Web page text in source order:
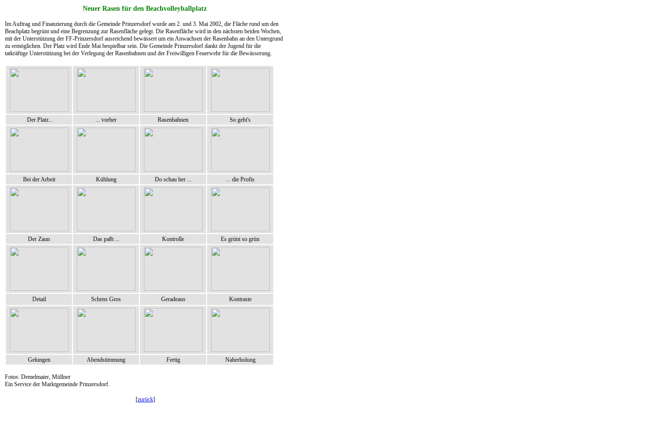
Neuer Rasen für den Beachvolleyballplatz
Im Auftrag und Finanzierung durch die Gemeinde Prinzersdorf wurde am 2. und 3. Mai 2002, die Fläche rund um den
Beachplatz begrünt und eine Begrenzung zur Rasenfläche gelegt. Die Rasenfläche wird in den nächsten beiden Wochen,
mit der Unterstützung der FF-Prinzersdorf ausreichend bewässert um ein Anwachsen der Rasenbahn an den Untergrund
zu ermöglichen. Der Platz wird Ende Mai bespielbar sein. Die Gemeinde Prinzersdorf dankt der Jugend für die
tatkräftige Unterstützung bei der Verlegung der Rasenbahnen und der Freiwilligen Feuerwehr für die Bewässerung.
Der Platz... ... vorher Rasenbahnen So geht's
Bei der Arbeit Kühlung Do schau her ... ... die Profis
Der Zaun Das paßt ... Kontrolle Es grünt so grün
Detail Schens Gros Geradeaus Kontraste
Gelungen Abendstimmung Fertig Naherholung
Fotos: Demelmaier, Müllner
Ein Service der Marktgemeinde Prinzersdorf.
[zurück]